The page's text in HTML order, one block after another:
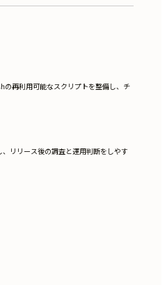
の再利用可能なスクリプトを整備し、チ
リリース後の調査と運用判断をしやす